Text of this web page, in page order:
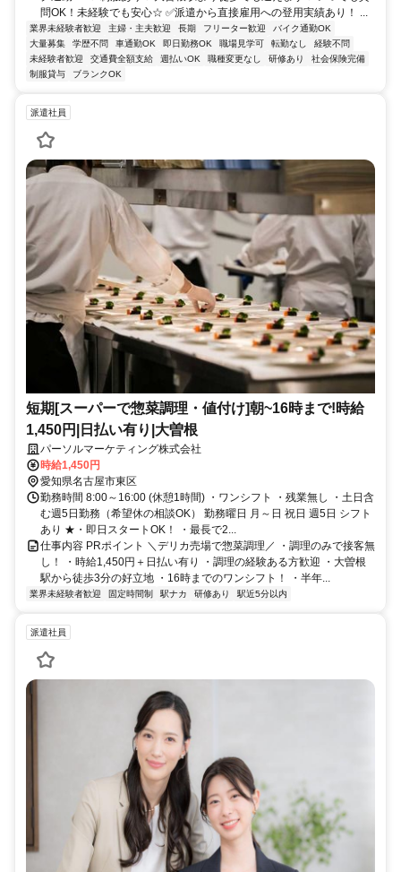
問OK！未経験でも安心☆ ✅派遣から直接雇用への登用実績あり！ ...
業界未経験者歓迎 主婦・主夫歓迎 長期 フリーター歓迎
バイク通勤OK
大量募集
学歴不問 車通勤OK 即日勤務OK 職場見学可 転勤なし
経験不問
未経験者歓迎
交通費全額支給 週払いOK 職種変更なし 研修あり
社会保険完備
制服貸与
ブランクOK
派遣社員
短期[スーパーで惣菜調理・値付け]朝~16時まで!時給
1,450円|日払い有り|大曽根
パーソルマーケティング株式会社
時給1,450円
愛知県名古屋市東区
勤務時間 8:00～16:00 (休憩1時間) ・ワンシフト ・残業無し ・土日含
む週5日勤務（希望休の相談OK） 勤務曜日 月～日 祝日 週5日 シフト
あり ★・即日スタートOK！ ・最長で2...
仕事内容 PRポイント ＼デリカ売場で惣菜調理／ ・調理のみで接客無
し！ ・時給1,450円＋日払い有り ・調理の経験ある方歓迎 ・大曽根
駅から徒歩3分の好立地 ・16時までのワンシフト！ ・半年...
業界未経験者歓迎 固定時間制 駅ナカ 研修あり 駅近5分以内
派遣社員